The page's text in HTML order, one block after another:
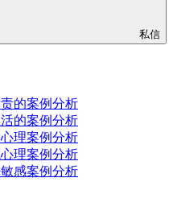
私信
的案例分析
的案例分析
理案例分析
理案例分析
感案例分析